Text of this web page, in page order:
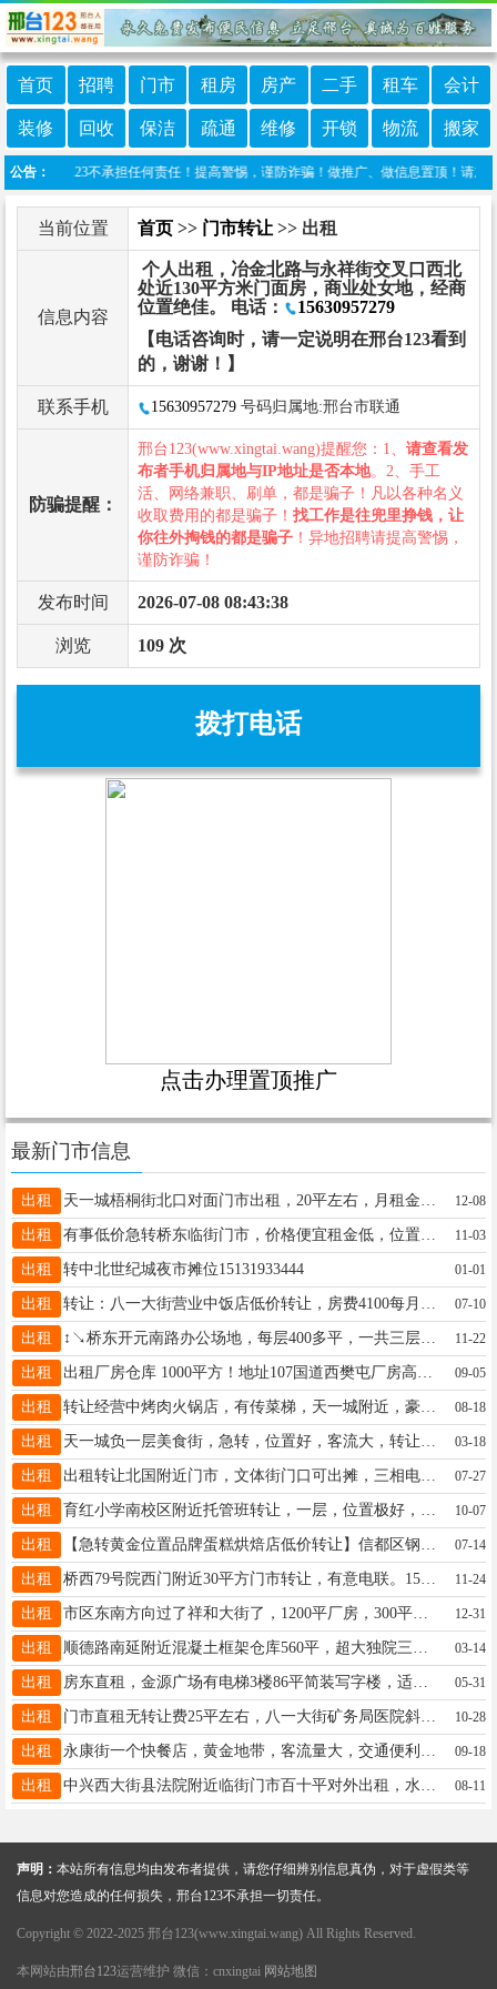
首页 招聘 门市 租房 房产 二手 租车 会计
装修 回收 保洁 疏通 维修 开锁 物流 搬家
公告：
，邢台123不承担任何责任！提高警惕，谨防诈骗！做推广、做信息置顶！请加邢
当前位置 首页 >> 门市转让 >> 出租
信息内容
个人出租，冶金北路与永祥街交叉口西北
处近130平方米门面房，商业处女地，经商
位置绝佳。 电话：
15630957279
【电话咨询时，请一定说明在邢台123看到
的，谢谢！】
联系手机 15630957279 号码归属地:邢台市联通
防骗提醒：
邢台123(www.xingtai.wang)提醒您：1、 请查看发
布者手机归属地与IP地址是否本地。2、手工
活、网络兼职、刷单，都是骗子！凡以各种名义
收取费用的都是骗子！ 找工作是往兜里挣钱，让
你往外掏钱的都是骗子 ！异地招聘请提高警惕，
谨防诈骗！
发布时间 2026-07-08 08:43:38
浏览 109 次
拨打电话
点击办理置顶推广
最新门市信息
出租 12-08
出租 有事低价急转桥东临街门市，价格便宜租金低，位置好可多种经营。电话15030925209 11-03
出租 转中北世纪城夜市摊位15131933444 01-01
出租 07-10
出租 ↕↘桥东开元南路办公场地，每层400多平，一共三层，一平均8块，分租！联系电话：16630936339. 11-22
出租 09-05
出租 转让经营中烤肉火锅店，有传菜梯，天一城附近，豪华装修，面积300平，可空转，可整体技术转，电话:16632987178 08-18
出租 03-18
出租 出租转让北国附近门市，文体街门口可出摊，三相电齐全，13831071715 07-27
出租 10-07
出租 07-14
出租 桥西79号院西门附近30平方门市转让，有意电联。15690395559 11-24
出租 市区东南方向过了祥和大街了，1200平厂房，300平办公室，6元。联系电话：16630936339. 12-31
出租 03-14
出租 房东直租，金源广场有电梯3楼86平简装写字楼，适合办公商务培训美容、台球、专卖店仓库等，长租优惠。13700391856 05-31
出租 门市直租无转让费25平左右，八一大街矿务局医院斜对面青甜快捷酒店一楼，适合各种行业价格优惠18032996156 10-28
出租 09-18
出租 08-11
声明： 本站所有信息均由发布者提供，请您仔细辨别信息真伪，对于虚假类等
信息对您造成的任何损失，邢台123不承担一切责任。
Copyright © 2022-2025 邢台123(www.xingtai.wang) All Rights Reserved.
本网站由邢台123运营维护 微信：cnxingtai 网站地图